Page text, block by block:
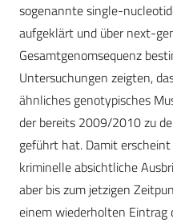
sogenannte single-
aufgeklärt und über next-
Gesamtgenomsequenz
Untersuchungen zeigten,
ähnliches genotypisches
der bereits 2009/2010 zu
geführt hat. Damit
kriminelle absichtliche
aber bis zum jetzigen
einem wiederholten Eintrag